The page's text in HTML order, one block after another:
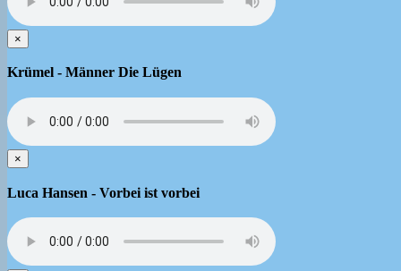
×
Krümel - Männer Die Lügen
×
Luca Hansen - Vorbei ist vorbei